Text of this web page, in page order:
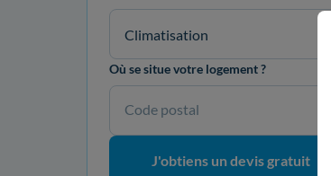
Climatisation
Où se situe votre logement ?
Code postal
J'obtiens un devis gratuit